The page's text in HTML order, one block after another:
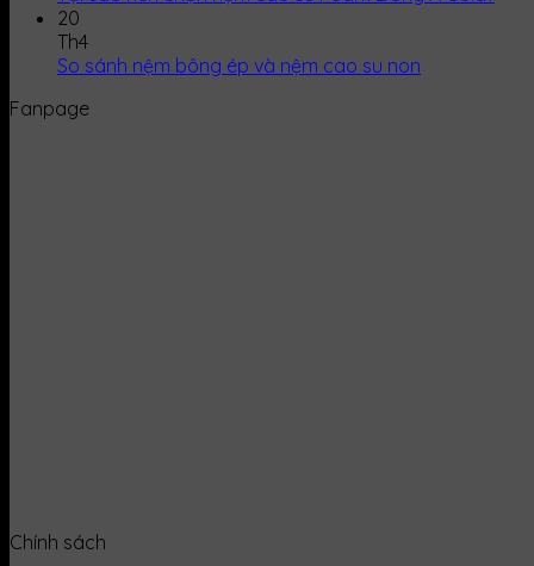
20
Th4
So sánh nệm bông ép và nệm cao su non
Fanpage
Chính sách